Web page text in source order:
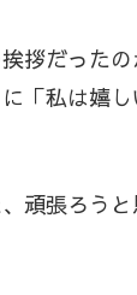
拶だった
「私は嬉
頑張ろう